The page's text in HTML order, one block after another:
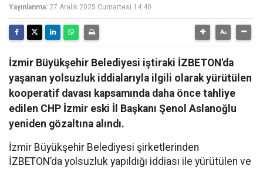
Yayınlanma: 27 Aralık 2025 Cumartesi 14:40
İzmir Büyükşehir Belediyesi iştiraki İZBETON'da
yaşanan yolsuzluk iddialarıyla ilgili olarak yürütülen
kooperatif davası kapsamında daha önce tahliye
edilen CHP İzmir eski İl Başkanı Şenol Aslanoğlu
yeniden gözaltına alındı.
İzmir Büyükşehir Belediyesi şirketlerinden
İZBETON’da yolsuzluk yapıldığı iddiası ile yürütülen ve